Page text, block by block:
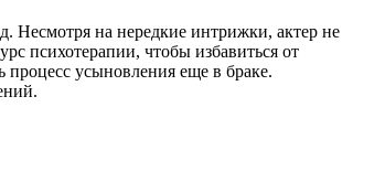
Несмотря на нередкие интрижки, актер не
психотерапии, чтобы избавиться от
процесс усыновления еще в браке.